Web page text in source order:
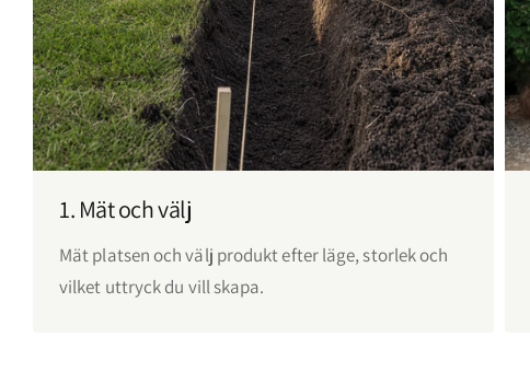
1. Mät och välj
Mät platsen och välj produkt efter läge, storlek och
vilket uttryck du vill skapa.